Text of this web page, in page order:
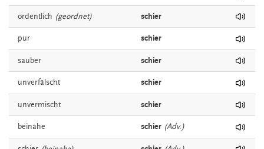
ordentlich (geordnet) schier
pur schier
sauber schier
unverfälscht schier
unvermischt schier
beinahe schier (Adv.)